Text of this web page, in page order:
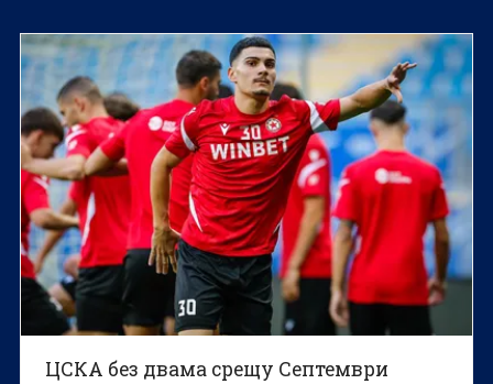
ЦСКА без двама срещу Септември